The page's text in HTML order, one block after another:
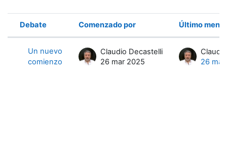
Mostrando 1 de 1 discusiones
Estado
Debate Comenzado por Último
Un nuevo
comienzo
Claudio Decastelli
26 mar 2025
26